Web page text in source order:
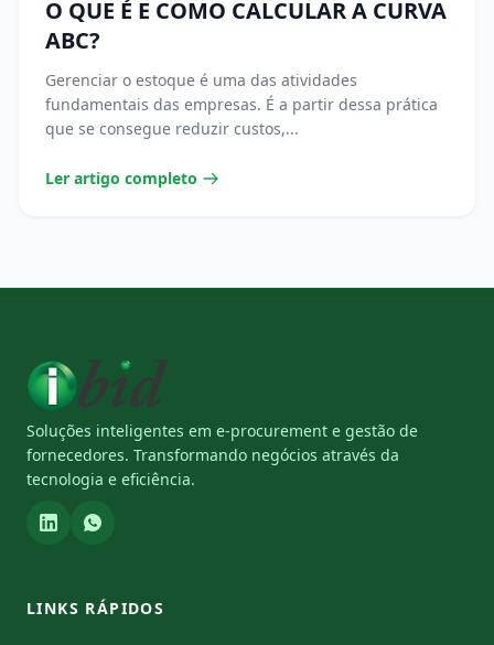
O QUE É E COMO CALCULAR A CURVA
ABC?
Gerenciar o estoque é uma das atividades
fundamentais das empresas. É a partir dessa prática
que se consegue reduzir custos,...
Ler artigo completo
Soluções inteligentes em e-procurement e gestão de
fornecedores. Transformando negócios através da
tecnologia e eficiência.
LINKS RÁPIDOS